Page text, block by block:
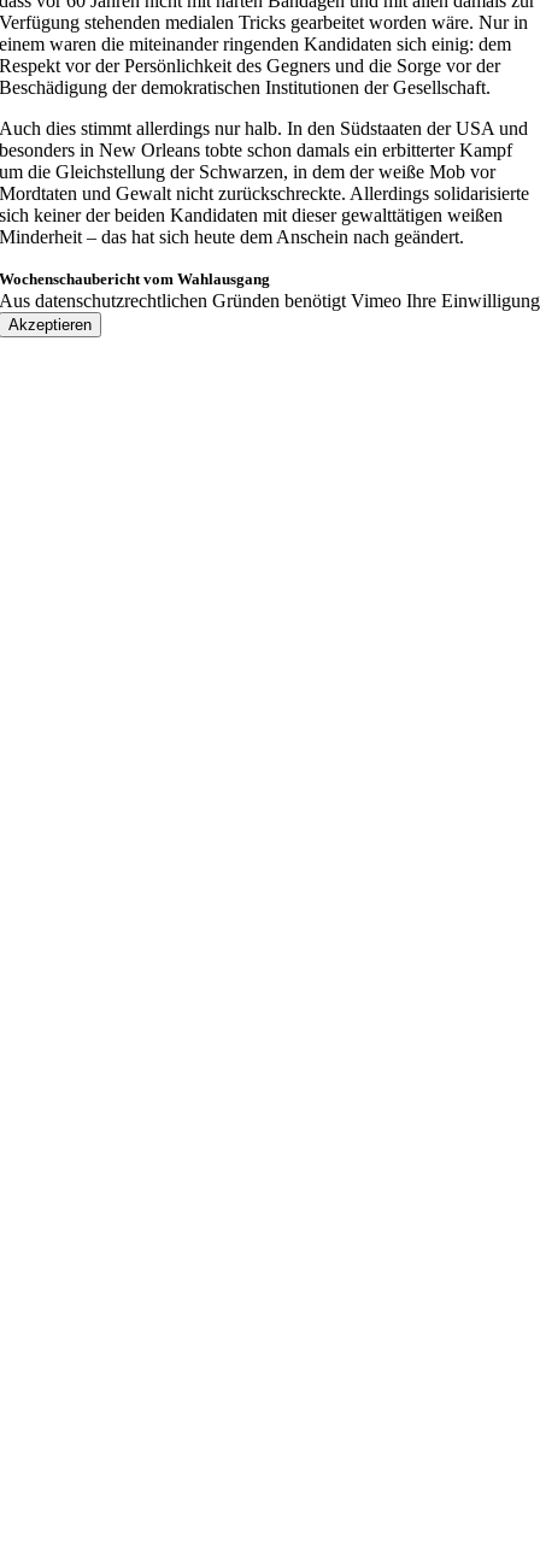
Verfügung stehenden medialen Tricks gearbeitet worden wäre. Nur in
einem waren die miteinander ringenden Kandidaten sich einig: dem
Respekt vor der Persönlichkeit des Gegners und die Sorge vor der
Beschädigung der demokratischen Institutionen der Gesellschaft.
Auch dies stimmt allerdings nur halb. In den Südstaaten der USA und
besonders in New Orleans tobte schon damals ein erbitterter Kampf
um die Gleichstellung der Schwarzen, in dem der weiße Mob vor
Mordtaten und Gewalt nicht zurückschreckte. Allerdings solidarisierte
sich keiner der beiden Kandidaten mit dieser gewalttätigen weißen
Minderheit – das hat sich heute dem Anschein nach geändert.
Wochenschaubericht vom Wahlausgang
Aus datenschutzrechtlichen Gründen benötigt Vimeo Ihre
Akzeptieren